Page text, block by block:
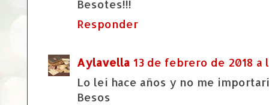
Besotes!!!
Responder
Aylavella 13 de febrero de 2018 a
Lo leí hace años y no me
Besos